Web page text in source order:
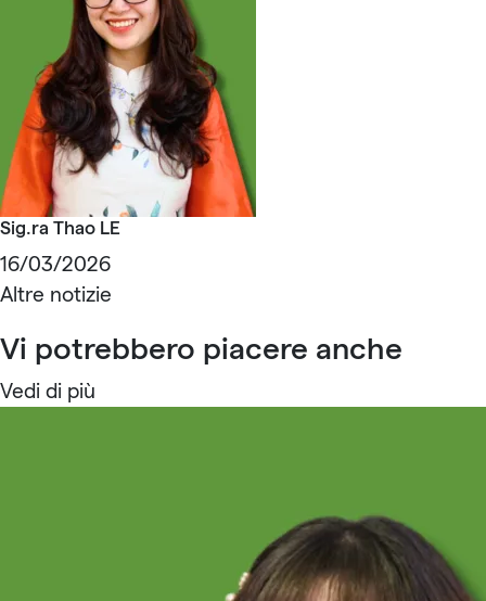
Sig.ra Thao LE
16/03/2026
Altre notizie
Vi potrebbero piacere anche
Vedi di più